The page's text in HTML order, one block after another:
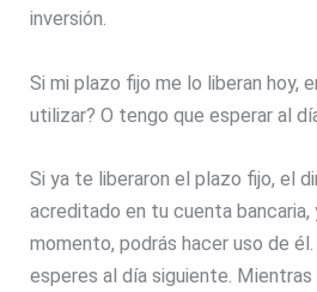
inversión.
Si mi plazo fijo me lo liberan hoy,
utilizar? O tengo que esperar al
Si ya te liberaron el plazo fijo, el
acreditado en tu cuenta bancaria,
momento, podrás hacer uso de
esperes al día siguiente. Mientras